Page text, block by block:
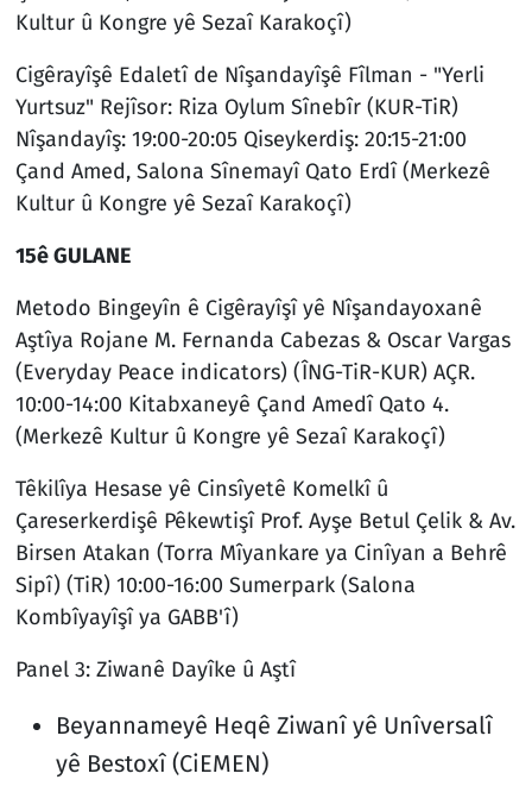
Kultur û Kongre yê Sezaî Karakoçî)
Cigêrayîşê Edaletî de Nîşandayîşê Fîlman - "Yerli
Yurtsuz" Rejîsor: Riza Oylum Sînebîr (KUR-TiR)
Nîşandayîş: 19:00-20:05 Qiseykerdiş: 20:15-21:00
Çand Amed, Salona Sînemayî Qato Erdî (Merkezê
Kultur û Kongre yê Sezaî Karakoçî)
15ê GULANE
Metodo Bingeyîn ê Cigêrayîşî yê Nîşandayoxanê
Aştîya Rojane M. Fernanda Cabezas & Oscar Vargas
(Everyday Peace indicators) (ÎNG-TiR-KUR) AÇR.
10:00-14:00 Kitabxaneyê Çand Amedî Qato 4.
(Merkezê Kultur û Kongre yê Sezaî Karakoçî)
Têkilîya Hesase yê Cinsîyetê Komelkî û
Çareserkerdişê Pêkewtişî Prof. Ayşe Betul Çelik & Av.
Birsen Atakan (Torra Mîyankare ya Cinîyan a Behrê
Sipî) (TiR) 10:00-16:00 Sumerpark (Salona
Kombîyayîşî ya GABB'î)
Panel 3: Ziwanê Dayîke û Aştî
Beyannameyê Heqê Ziwanî yê Unîversalî
yê Bestoxî (CiEMEN)